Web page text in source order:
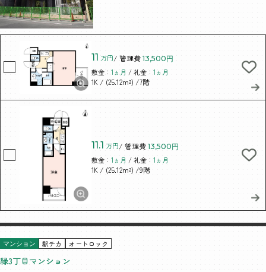
11 万円/ 管理費 13,500円
敷金：1ヵ月 / 礼金：1ヵ月
1K / (25.12m²) /7階
11.1 万円/ 管理費 13,500円
敷金：1ヵ月 / 礼金：1ヵ月
1K / (25.12m²) /9階
マンション 駅チカ オートロック
緑3丁目マンション